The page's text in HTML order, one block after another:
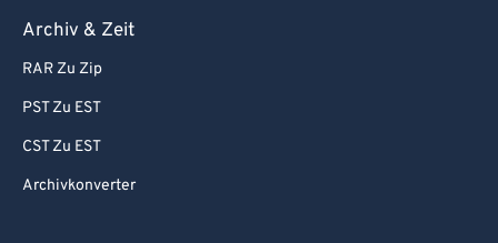
Archiv & Zeit
RAR Zu Zip
PST Zu EST
CST Zu EST
Archivkonverter